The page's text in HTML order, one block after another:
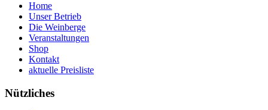
Home
Unser Betrieb
Die Weinberge
Veranstaltungen
Shop
Kontakt
aktuelle Preisliste
Nützliches